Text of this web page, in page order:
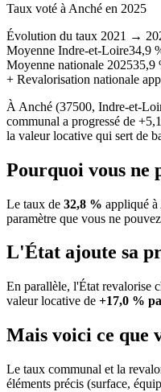
Taux voté à Anché en 2025
Évolution du taux 2021 →
Moyenne Indre-et-Loire34,9
Moyenne nationale 202535,9
+ Revalorisation nationale
À Anché (37500, Indre-et-
communal a progressé de
la valeur locative qui sert de
Pourquoi vous ne
Le taux de 32,8 % appliqué à
paramètre que vous ne
L'État ajoute sa
En parallèle, l'État revalorise
valeur locative de +17,0 %
Mais voici ce que
Le taux communal et la
éléments précis (surface,